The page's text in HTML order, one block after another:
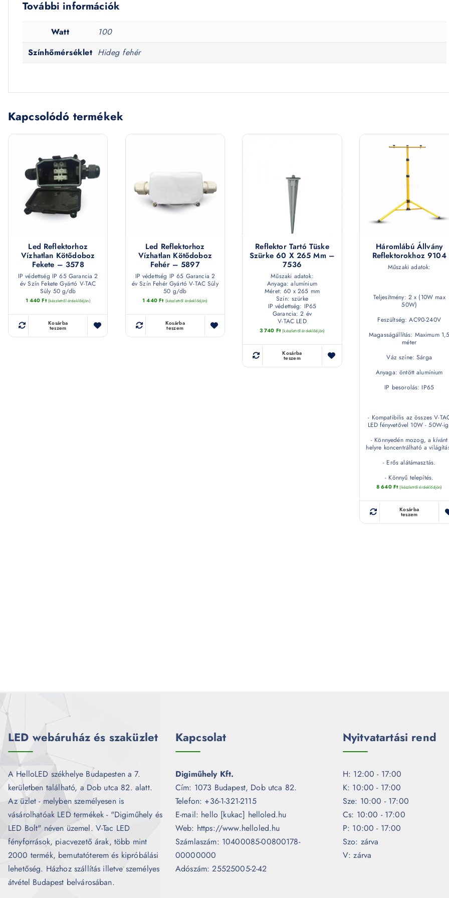
További információk
Watt
100
Színhőmérséklet Hideg fehér
Kapcsolódó termékek
Led Reflektorhoz
Vízhatlan Kötődoboz
Fekete – 3578
IP védettség IP 65 Garancia 2
év Szín Fekete Gyártó V-TAC
Súly 50 g/db
1 440Ft (készletről érdeklődjön)
Kosárba
teszem
Led Reflektorhoz
Vízhatlan Kötődoboz
Fehér – 5897
IP védettség IP 65 Garancia 2
év Szín Fehér Gyártó V-TAC Súly
50 g/db
1 440Ft (készletről érdeklődjön)
Kosárba
teszem
Reflektor Tartó Tüske
Szürke 60 X 265 Mm –
7536
Műszaki adatok:
Anyaga: alumínium
Méret: 60 x 265 mm
Szín: szürke
IP védettség: IP65
Garancia: 2 év
V-TAC LED
3 740 Ft (készletről érdeklődjön)
Kosárba
teszem
Háromlábú Állvány
Reflektorokhoz 9104
Műszaki adatok:
Teljesítmény: 2 x (10W max
50W)
Feszültség: AC90-240V
Magasságállítás: Maximum 1,5
méter
Váz színe: Sárga
Anyaga: öntött alumínium
IP besorolás: IP65
- Kompatibilis az összes V-
LED fényvetővel 10W - 50W-
- Könnyedén mozog, a kívánt
helyre koncentrálható a
- Erős alátámasztás.
- Könnyű telepítés.
8 640 Ft (készletről érdeklődjön)
Kosárba
teszem
LED webáruház és szaküzlet
A HelloLED székhelye Budapesten a 7.
kerületben található, a Dob utca 82. alatt.
Az üzlet - melyben személyesen is
vásárolhatóak LED termékek - "Digiműhely és
LED Bolt" néven üzemel. V-Tac LED
fényforrások, piacvezető árak, több mint
2000 termék, bemutatóterem és kipróbálási
lehetőség. Házhoz szállítás illetve személyes
átvétel Budapest belvárosában.
Kapcsolat
Digiműhely Kft.
Cím: 1073 Budapest, Dob utca 82.
Telefon: +36-1-321-2115
E-mail: hello [kukac] helloled.hu
Web: https://www.helloled.hu
Számlaszám: 10400085-00800178-
00000000
Adószám: 25525005-2-42
Nyitvatartási rend
H: 12:00 - 17:00
K: 10:00 - 17:00
Sze: 10:00 - 17:00
Cs: 10:00 - 17:00
P: 10:00 - 17:00
Szo: zárva
V: zárva